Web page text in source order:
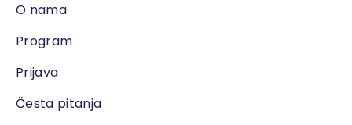
O nama
Program
Prijava
Česta pitanja